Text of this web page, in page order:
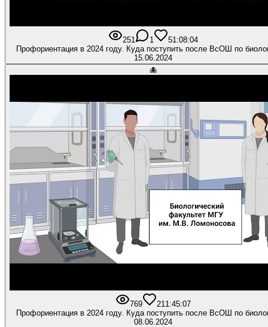
251 1 51:08:04
Профориентация в 2024 году. Куда поступить после ВсОШ по
15.06.2024
🐙
769 21 1:45:07
Профориентация в 2024 году. Куда поступить после ВсОШ по
08.06.2024